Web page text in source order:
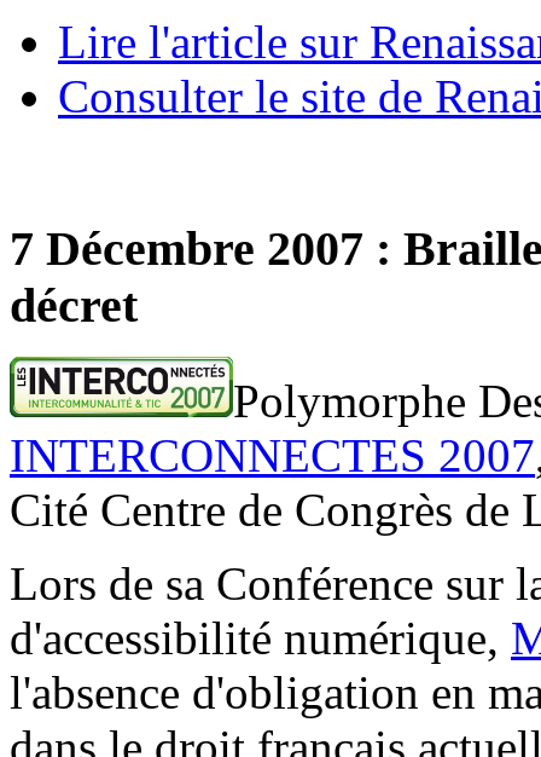
Lire l'article sur
Consulter le site de
7 Décembre 2007 :
décret
Polymorphe
INTERCONNECTES 2007
Cité Centre de Congrès de
Lors de sa Conférence sur
d'accessibilité numérique,
l'absence d'obligation en
dans le droit français